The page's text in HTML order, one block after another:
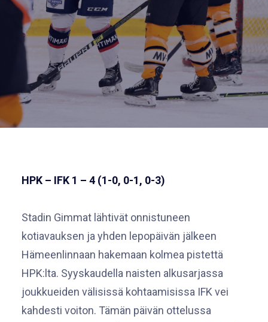
HPK – IFK 1 – 4 (1-0, 0-1, 0-3)
Stadin Gimmat lähtivät onnistuneen
kotiavauksen ja yhden lepopäivän jälkeen
Hämeenlinnaan hakemaan kolmea pistettä
HPK:lta. Syyskaudella naisten alkusarjassa
joukkueiden välisissä kohtaamisissa IFK vei
kahdesti voiton. Tämän päivän ottelussa